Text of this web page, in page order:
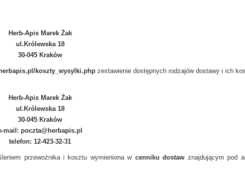
Herb-Apis Marek Żak
ul.Królewska 18
30-045 Kraków
koszty_wysylki.phpzestawienie dostępnych rodzajów dostawy i ich
Herb-Apis Marek Żak
ul.Królewska 18
30-045 Kraków
mail: poczta@herbapis.pl
telefon: 12-423-32-31
przewoźnika i kosztu wymieniona w cenniku dostaw znajdującym pod